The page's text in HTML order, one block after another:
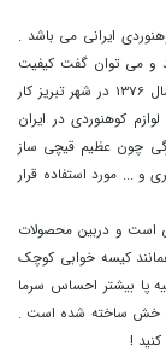
ایرانی می باشد .
و می توان گفت کیفیت
محصولات با برندهای بزرگ جهانی برابری می کنند . قایا در سال 1376 در شهر تبریز کار
کوهنوردی در ایران
چون عظیم قیچی ساز
و ... مورد استفاده قرار
است و دربین محصولات
کیسه خوابی کوچک
پا بیشتر احساس سرما
ضد خش ساخته شده است .
!